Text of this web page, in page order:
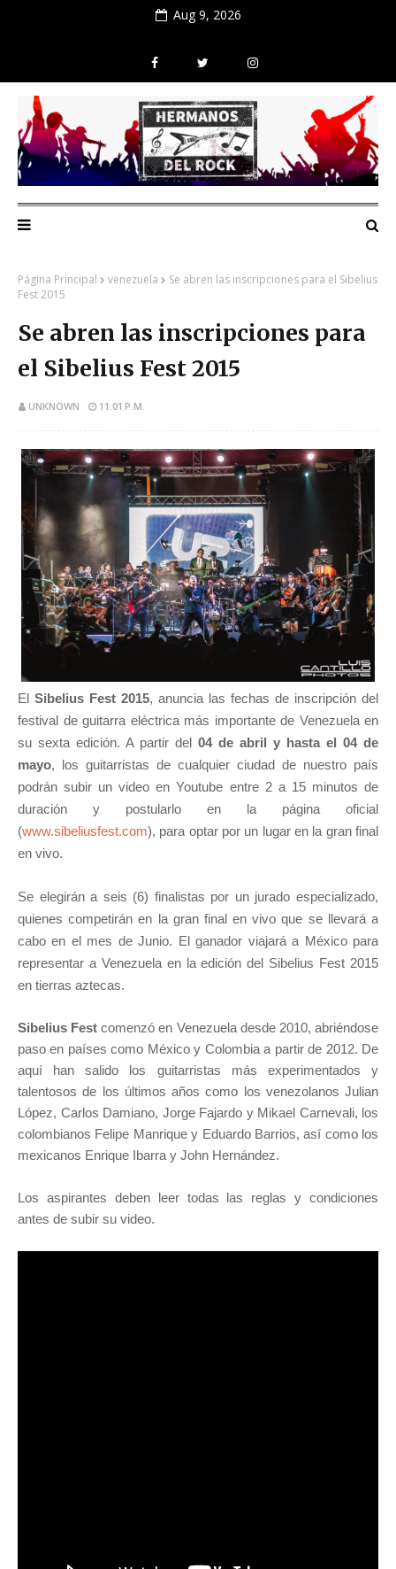
Aug 9, 2026
Página Principal venezuela
Se abren las inscripciones para el Sibelius
Fest 2015
Se abren las inscripciones para
el Sibelius Fest 2015
UNKNOWN 11:01 P.M.
El Sibelius Fest 2015, anuncia las fechas de inscripción del
festival de guitarra eléctrica más importante de Venezuela en
su sexta edición. A partir del 04 de abril y hasta el 04 de
mayo, los guitarristas de cualquier ciudad de nuestro país
podrán subir un video en Youtube entre 2 a 15 minutos de
duración y postularlo en la página oficial
(www.sibeliusfest.com), para optar por un lugar en la gran final
en vivo.
Se elegirán a seis (6) finalistas por un jurado especializado,
quienes competirán en la gran final en vivo que se llevará a
cabo en el mes de Junio. El ganador viajará a México para
representar a Venezuela en la edición del Sibelius Fest 2015
en tierras aztecas.
Sibelius Festcomenzó en Venezuela desde 2010, abriéndose
paso en países como México y Colombia a partir de 2012. De
aquí han salido los guitarristas más experimentados y
talentosos de los últimos años como los venezolanos Julian
López, Carlos Damiano, Jorge Fajardo y Mikael Carnevali, los
colombianos Felipe Manrique y Eduardo Barrios, así como los
mexicanos Enrique Ibarra y John Hernández.
Los aspirantes deben leer todas las reglas y condiciones
antes de subir su video.